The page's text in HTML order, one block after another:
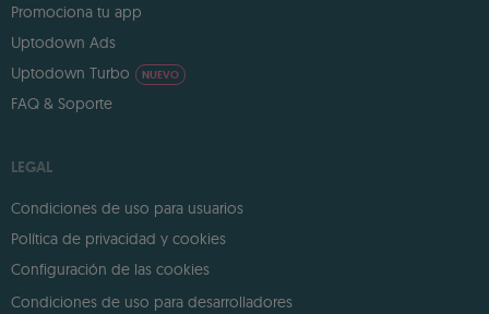
Promociona tu app
Uptodown Ads
Uptodown Turbo
NUEVO
FAQ & Soporte
LEGAL
Condiciones de uso para usuarios
Política de privacidad y cookies
Configuración de las cookies
Condiciones de uso para desarrolladores